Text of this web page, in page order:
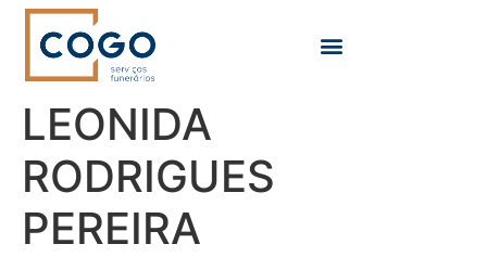
LEONIDA
RODRIGUES
PEREIRA